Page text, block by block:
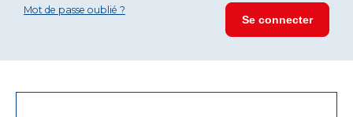
Mot de passe oublié ?